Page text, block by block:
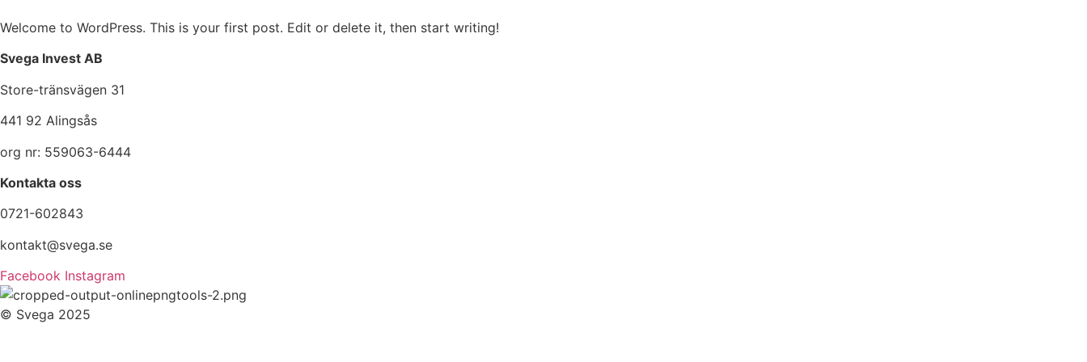
Welcome to WordPress. This is your first post. Edit or delete it, then start writing!
Svega Invest AB
Store-tränsvägen 31
441 92 Alingsås
org nr: 559063-6444
Kontakta oss
0721-602843
kontakt@svega.se
Facebook Instagram
© Svega 2025